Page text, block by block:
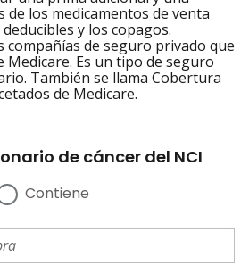
de los medicamentos de venta
y los copagos.
compañías de seguro privado que
Medicare. Es un tipo de seguro
También se llama Cobertura
de Medicare.
de cáncer del NCI
Contiene